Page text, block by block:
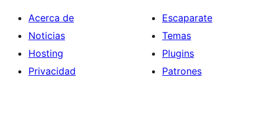
Acerca de
Noticias
Hosting
Privacidad
Escaparate
Temas
Plugins
Patrones